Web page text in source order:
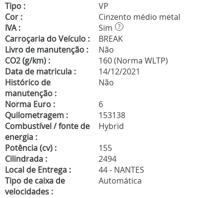
Tipo :
VP
Cor :
Cinzento médio metal
IVA :
Sim ?
Carroçaria do Veículo :
BREAK
Livro de manutenção :
Não
CO2 (g/km) :
160 (Norma WLTP)
Data de matricula :
14/12/2021
Histórico de
manutenção :
Não
Norma Euro :
6
Quilometragem :
153138
Combustível / fonte de
energia :
Hybrid
Potência (cv) :
155
Cilindrada :
2494
Local de Entrega :
44 - NANTES
Tipo de caixa de
velocidades :
Automática